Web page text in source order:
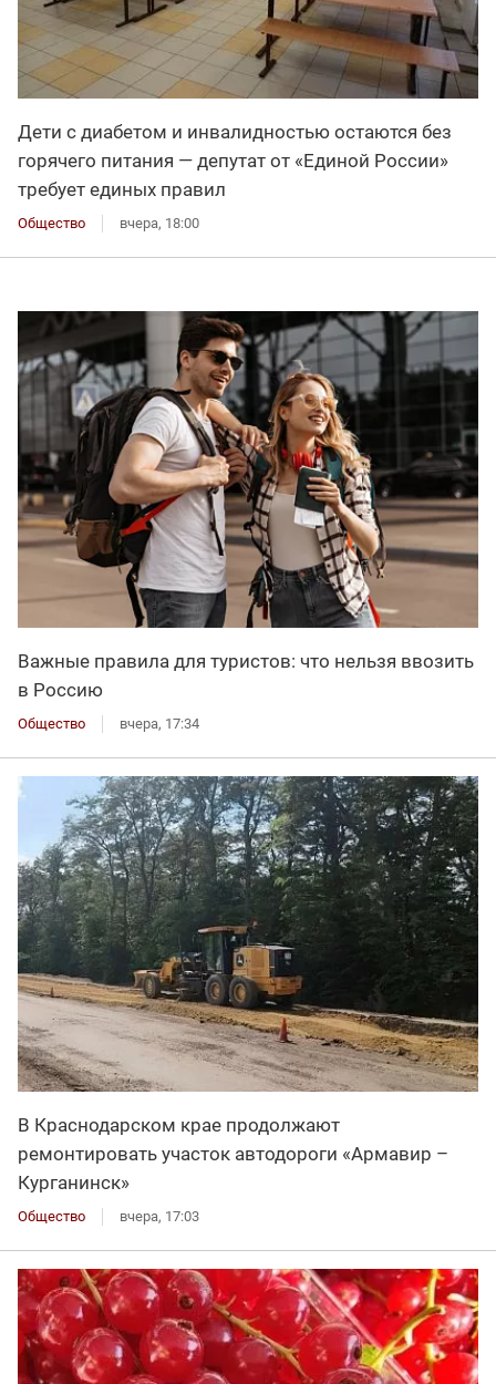
Дети с диабетом и инвалидностью остаются без
горячего питания — депутат от «Единой России»
требует единых правил
Общество вчера, 18:00
Важные правила для туристов: что нельзя ввозить
в Россию
Общество вчера, 17:34
В Краснодарском крае продолжают
ремонтировать участок автодороги «Армавир –
Курганинск»
Общество вчера, 17:03